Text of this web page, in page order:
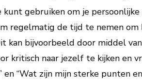
gebruiken om je
regelmatig de tijd te nemen
kan bijvoorbeeld door middel
kritisch naar jezelf te kijken en
en “Wat zijn mijn sterke punten